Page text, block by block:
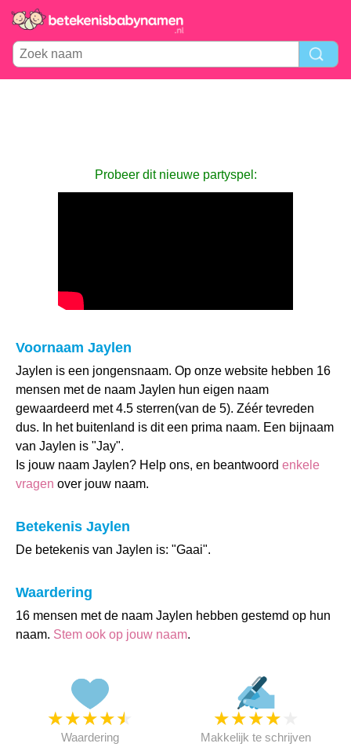
Probeer dit nieuwe partyspel:
Voornaam Jaylen
Jaylen is een jongensnaam. Op onze website hebben 16
mensen met de naam Jaylen hun eigen naam
gewaardeerd met 4.5 sterren(van de 5). Zéér tevreden
dus. In het buitenland is dit een prima naam. Een bijnaam
van Jaylen is "Jay".
Is jouw naam Jaylen? Help ons, en beantwoord enkele
vragen over jouw naam.
Betekenis Jaylen
De betekenis van Jaylen is: "Gaai".
Waardering
16 mensen met de naam Jaylen hebben gestemd op hun
naam. Stem ook op jouw naam.
★★★★★
Waardering
★★★★
Makkelijk te schrijven